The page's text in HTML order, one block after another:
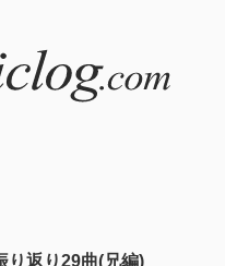
り返り29曲(兄編)